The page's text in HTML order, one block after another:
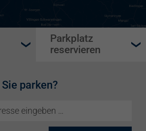
Parkplatz
reservieren
parken?